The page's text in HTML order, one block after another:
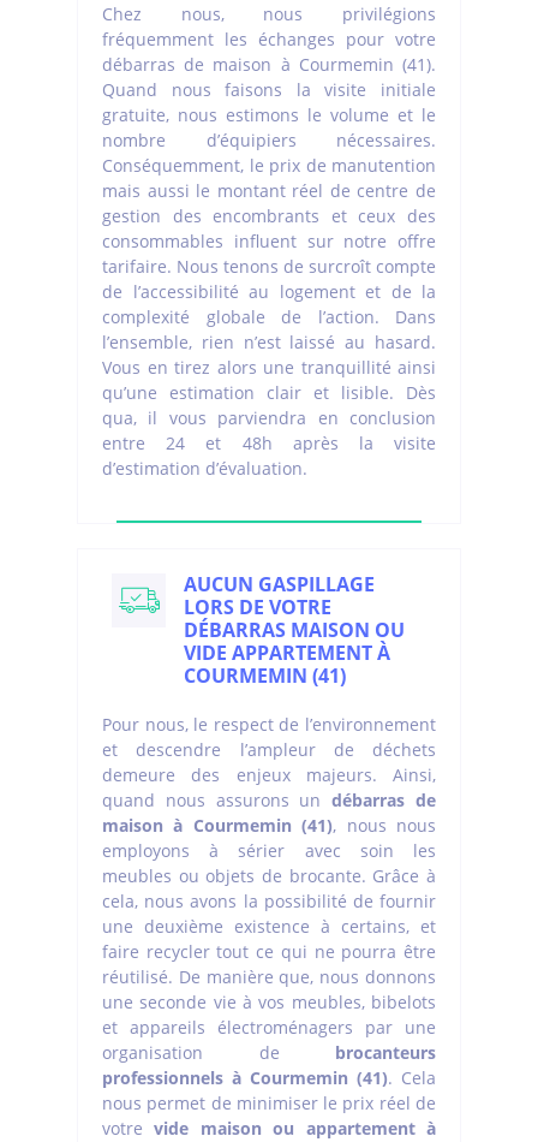
Chez nous, nous privilégions
fréquemment les échanges pour votre
débarras de maison à Courmemin (41).
Quand nous faisons la visite initiale
gratuite, nous estimons le volume et le
nombre d’équipiers nécessaires.
Conséquemment, le prix de manutention
mais aussi le montant réel de centre de
gestion des encombrants et ceux des
consommables influent sur notre offre
tarifaire. Nous tenons de surcroît compte
de l’accessibilité au logement et de la
complexité globale de l’action. Dans
l’ensemble, rien n’est laissé au hasard.
Vous en tirez alors une tranquillité ainsi
qu’une estimation clair et lisible. Dès
qua, il vous parviendra en conclusion
entre 24 et 48h après la visite
d’estimation d’évaluation.
AUCUN GASPILLAGE
LORS DE VOTRE
DÉBARRAS MAISON OU
VIDE APPARTEMENT À
COURMEMIN (41)
Pour nous, le respect de l’environnement
et descendre l’ampleur de déchets
demeure des enjeux majeurs. Ainsi,
quand nous assurons undébarras de
maison à Courmemin (41), nous nous
employons à sérier avec soin les
meubles ou objets de brocante. Grâce à
cela, nous avons la possibilité de fournir
une deuxième existence à certains, et
faire recycler tout ce qui ne pourra être
réutilisé. De manière que, nous donnons
une seconde vie à vos meubles, bibelots
et appareils électroménagers par une
organisation de brocanteurs
professionnels à Courmemin (41). Cela
nous permet de minimiser le prix réel de
votrevide maison ou appartement à